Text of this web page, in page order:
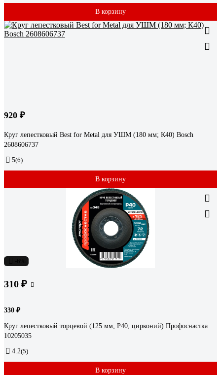
В корзину
920 ₽
Круг лепестковый Best for Metal для УШМ (180 мм; К40) Bosch
2608606737
5(6)
В корзину
310 ₽
330 ₽
Круг лепестковый торцевой (125 мм; P40; цирконий) Профоснастка
10205035
4.2(5)
В корзину